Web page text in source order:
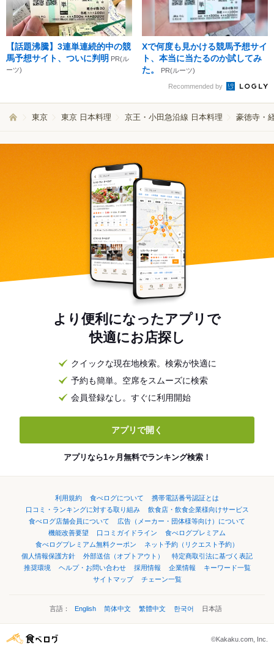
【話題沸騰】3連単連続的中の競
馬予想サイト、ついに判明 PR(ル
ーツ)
Xで何度も見かける競馬予想サイ
ト、本当に当たるのか試してみ
た。
PR(ルーツ)
Recommended by
東京 東京 日本料理 京王・小田急沿線 日本料理 豪徳寺・
より便利になったアプリで
快適にお店探し
クイックな現在地検索。検索が快適に
予約も簡単。空席をスムーズに検索
会員登録なし。すぐに利用開始
アプリで開く
アプリなら1ヶ月無料でランキング検索！
利用規約 食べログについて
携帯電話番号認証とは
口コミ・ランキングに対する取り組み
飲食店・飲食企業様向けサービス
食べログ店舗会員について
広告（メーカー・団体様等向け）について
機能改善要望
口コミガイドライン
食べログプレミアム
食べログプレミアム無料クーポン
ネット予約（リクエスト予約）
個人情報保護方針
外部送信（オプトアウト）
特定商取引法に基づく表記
推奨環境
ヘルプ・お問い合わせ 採用情報 企業情報
キーワード一覧
サイトマップ
チェーン一覧
言語： English 简体中文 繁體中文 한국어 日本語
©Kakaku.com, Inc.